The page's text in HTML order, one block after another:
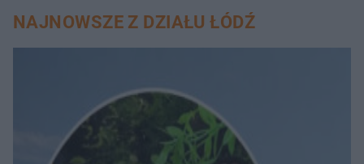
NAJNOWSZE Z DZIAŁU ŁÓDŹ